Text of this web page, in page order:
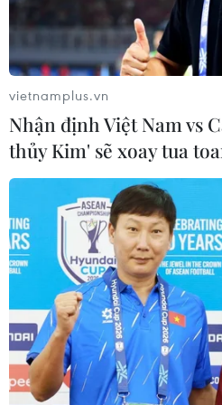
Lần đầu tiên Hội nghị Ngoại
một phiên họp riêng về
công nghệ
05/08/2026 08:08
Trung Quốc phóng thành
vệ tinh siêu phổ Đông
05/08/2026 07:16
Israel phát triển xét nghiệm
giản giúp phát hiện sớm
phổi
05/08/2026 03:42
vietnamplus.vn
Nhận định Việt Nam vs
thủy Kim' sẽ xoay tua